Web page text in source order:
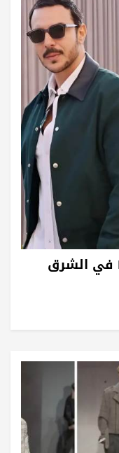
باسل خياط سفيراً لعطور Dior في الشرق